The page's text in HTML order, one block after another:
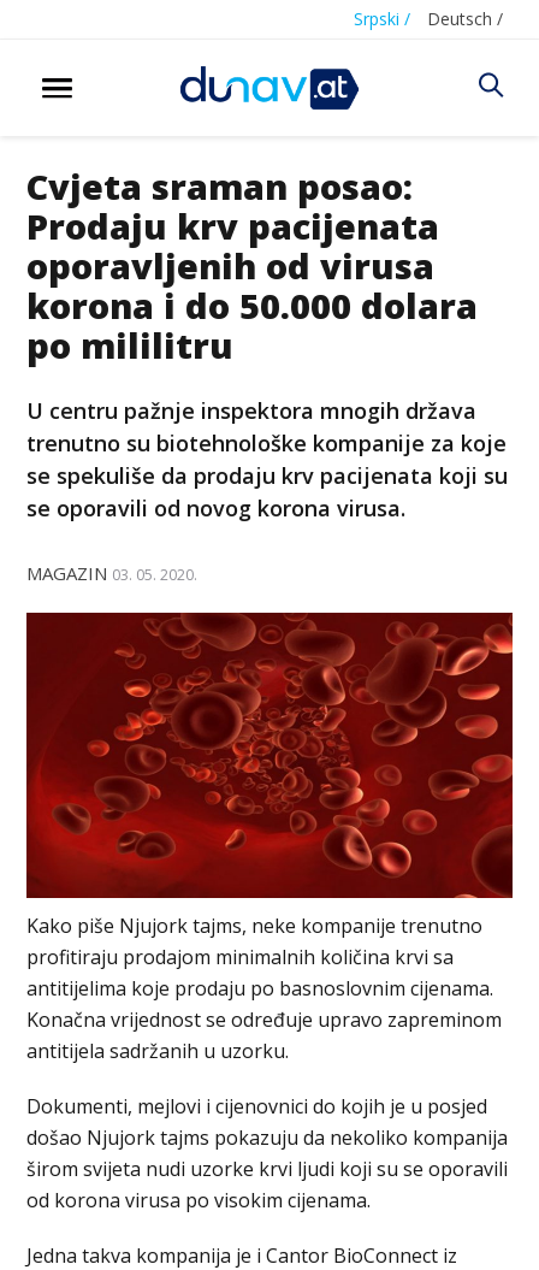
Srpski / Deutsch /
Cvjeta sraman posao:
Prodaju krv pacijenata
oporavljenih od virusa
korona i do 50.000 dolara
po mililitru
U centru pažnje inspektora mnogih država
trenutno su biotehnološke kompanije za koje
se spekuliše da prodaju krv pacijenata koji su
se oporavili od novog korona virusa.
MAGAZIN 03. 05. 2020.
Kako piše Njujork tajms, neke kompanije trenutno
profitiraju prodajom minimalnih količina krvi sa
antitijelima koje prodaju po basnoslovnim cijenama.
Konačna vrijednost se određuje upravo zapreminom
antitijela sadržanih u uzorku.
Dokumenti, mejlovi i cijenovnici do kojih je u posjed
došao Njujork tajms pokazuju da nekoliko kompanija
širom svijeta nudi uzorke krvi ljudi koji su se oporavili
od korona virusa po visokim cijenama.
Jedna takva kompanija je i Cantor BioConnect iz